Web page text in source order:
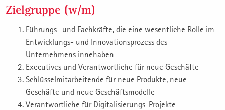
Zielgruppe (w/m)
Führungs- und Fachkräfte, die eine wesentliche Rolle im
Entwicklungs- und Innovationsprozess des
Unternehmens innehaben
Executives und Verantwortliche für neue Geschäfte
Schlüsselmitarbeitende für neue Produkte, neue
Geschäfte und neue Geschäftsmodelle
Verantwortliche für Digitalisierungs-Projekte